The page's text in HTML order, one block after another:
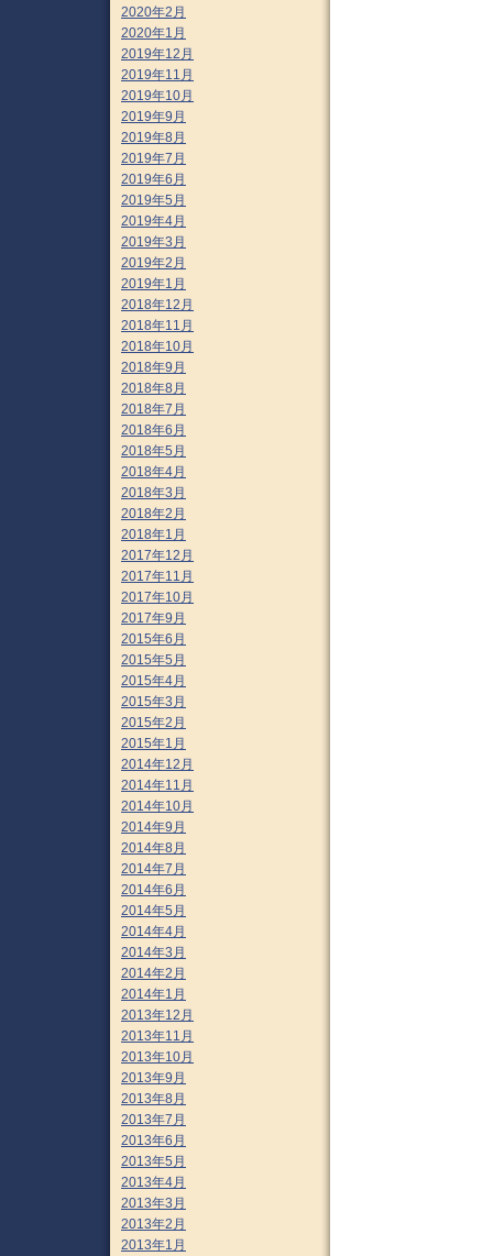
2020年2月
2020年1月
2019年12月
2019年11月
2019年10月
2019年9月
2019年8月
2019年7月
2019年6月
2019年5月
2019年4月
2019年3月
2019年2月
2019年1月
2018年12月
2018年11月
2018年10月
2018年9月
2018年8月
2018年7月
2018年6月
2018年5月
2018年4月
2018年3月
2018年2月
2018年1月
2017年12月
2017年11月
2017年10月
2017年9月
2015年6月
2015年5月
2015年4月
2015年3月
2015年2月
2015年1月
2014年12月
2014年11月
2014年10月
2014年9月
2014年8月
2014年7月
2014年6月
2014年5月
2014年4月
2014年3月
2014年2月
2014年1月
2013年12月
2013年11月
2013年10月
2013年9月
2013年8月
2013年7月
2013年6月
2013年5月
2013年4月
2013年3月
2013年2月
2013年1月